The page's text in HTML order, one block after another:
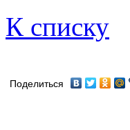
К списку
Поделиться